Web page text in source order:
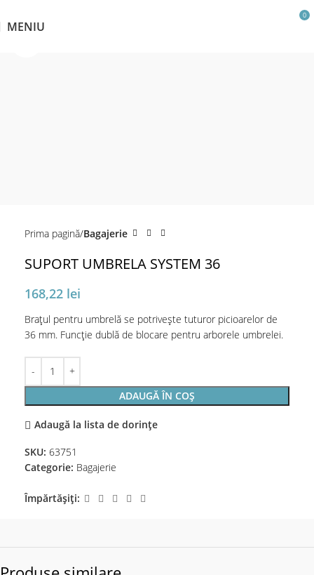
MENIU
0
Prima pagină Bagajerie
SUPORT UMBRELA SYSTEM 36
168,22 lei
Brațul pentru umbrelă se potrivește tuturor picioarelor de
36 mm. Funcție dublă de blocare pentru arborele umbrelei.
ADAUGĂ ÎN COȘ
Adaugă la lista de dorințe
SKU: 63751
Categorie: Bagajerie
Împărtășiți: